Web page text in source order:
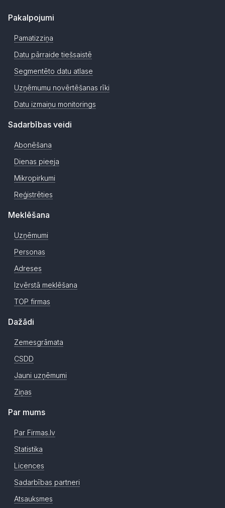
Pakalpojumi
Pamatizziņa
Datu pārraide tiešsaistē
Segmentēto datu atlase
Uzņēmumu novērtēšanas rīki
Datu izmaiņu monitorings
Sadarbības veidi
Abonēšana
Dienas pieeja
Mikropirkumi
Reģistrēties
Meklēšana
Uzņēmumi
Personas
Adreses
Izvērstā meklēšana
TOP firmas
Dažādi
Zemesgrāmata
CSDD
Jauni uzņēmumi
Ziņas
Par mums
Par Firmas.lv
Statistika
Licences
Sadarbības partneri
Atsauksmes